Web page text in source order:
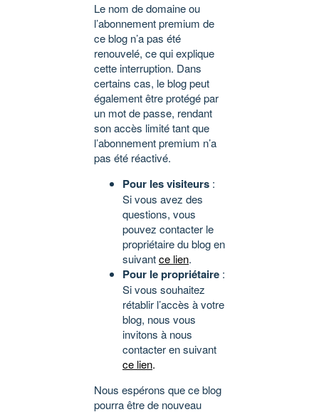
Le nom de domaine ou
l’abonnement premium de
ce blog n’a pas été
renouvelé, ce qui explique
cette interruption. Dans
certains cas, le blog peut
également être protégé par
un mot de passe, rendant
son accès limité tant que
l’abonnement premium n’a
pas été réactivé.
Pour les visiteurs :
Si vous avez des
questions, vous
pouvez contacter le
propriétaire du blog en
suivantce lien.
Pour le propriétaire :
Si vous souhaitez
rétablir l’accès à votre
blog, nous vous
invitons à nous
contacter en suivant
ce lien.
Nous espérons que ce blog
pourra être de nouveau